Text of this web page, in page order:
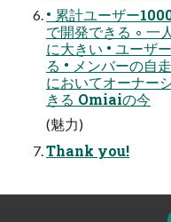
• 累計ユーザー
で開発できる ◦ 一
に大きい • ユーザ
る • メンバーの自
においてオーナー
きる Omiaiの今
(魅力)
Thank you!